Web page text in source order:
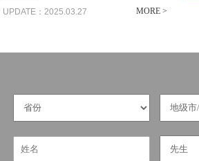
《人工智能教育白皮书》。他指出，人工智
能突破传统教育"不可能三角"...
UPDATE：2025.03.27 MORE >